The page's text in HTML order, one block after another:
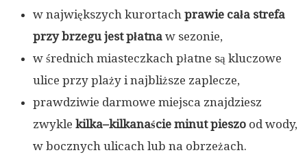
w największych kurortach prawie cała strefa
przy brzegu jest płatna w sezonie,
w średnich miasteczkach płatne są kluczowe
ulice przy plaży i najbliższe zaplecze,
prawdziwie darmowe miejsca znajdziesz
zwykle kilka–kilkanaście minut pieszo od wody,
w bocznych ulicach lub na obrzeżach.